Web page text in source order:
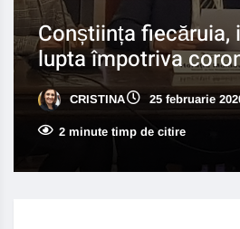
Conștiința fiecăruia,
lupta împotriva
CRISTINA 25 februarie
2 minute timp de citire